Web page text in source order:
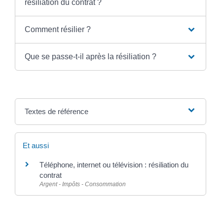
résiliation du contrat ?
Comment résilier ?
Que se passe-t-il après la résiliation ?
Textes de référence
Et aussi
Téléphone, internet ou télévision : résiliation du
contrat
Argent - Impôts - Consommation